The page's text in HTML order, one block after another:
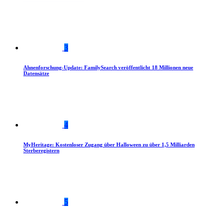
3
Ahnenforschung-Update: FamilySearch veröffentlicht 18 Millionen neue
Datensätze
4
MyHeritage: Kostenloser Zugang über Halloween zu über 1,5 Milliarden
Sterberegistern
5